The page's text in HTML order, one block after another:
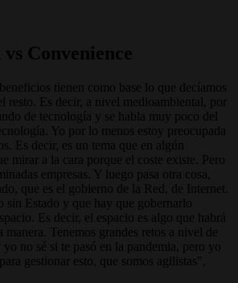
Convenience
tienen como base lo que decíamos
resto. Es decir, a nivel medioambiental, por
de tecnología y se habla muy poco del
Yo por lo menos estoy preocupada
Es decir, es un tema que en algún
mirar a la cara porque el coste existe. Pero
empresas. Y luego pasa otra cosa,
que es el gobierno de la Red, de Internet.
sin Estado y que hay que gobernarlo
Es decir, el espacio es algo que habrá
manera. Tenemos grandes retos a nivel de
no sé si te pasó en la pandemia, pero yo
gestionar esto, que somos agilistas",